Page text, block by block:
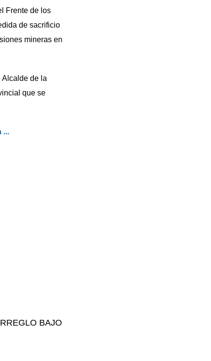
Frente de los
de sacrificio
mineras en
Alcalde de la
que se
...
BAJO